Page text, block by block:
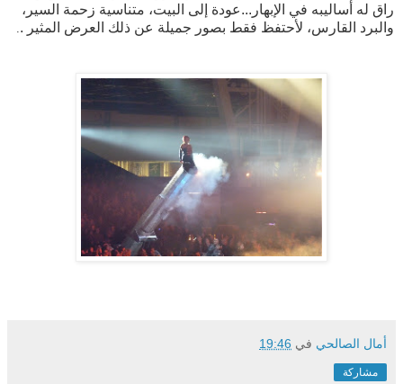
راق له أساليبه في الإبهار...عودة إلى البيت، متناسية زحمة السير،
والبرد القارس، لأحتفظ فقط بصور جميلة عن ذلك العرض المثير .
أمال الصالحي في 19:46
مشاركة